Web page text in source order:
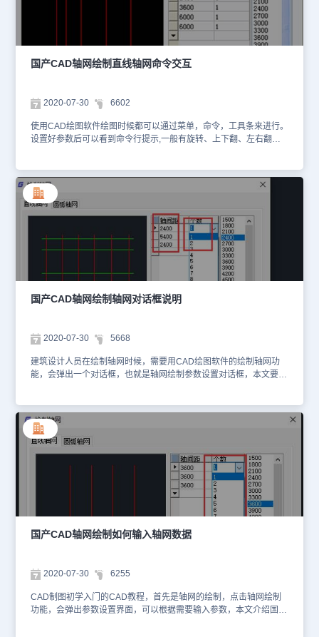
国产CAD轴网绘制直线轴网命令交互
2020-07-30 6602
使用CAD绘图软件绘图时候都可以通过菜单，命令，工具条来进行。
设置好参数后可以看到命令行提示,一般有旋转、上下翻、左右翻等
数据后，点击[确定]按钮，命令行提示：2、点取位置或 [转90度(A)/
左右翻(S)/上下翻(D)/对齐(F)/改转角(R)/改基点(T)]<退出>:3、此时可
拖动基点插入轴网，直接点取轴网目标位置或按选项提示回应。4、
在对话框中仅仅输入单向尺寸数据后，点击[确定]按钮，命令行提
示：二、单向轴线长度<16200>: 1、此时给出指示该轴线的长度的两
个点或者直接输入该轴线的长度，接着提示：2、点取位置或 [转90
度(A)/左右翻(S)/上下翻(D)/对齐(F)/改转角(R)/改基点(T)]<退出>:3、
此时可拖动基点插入轴网，直接点取轴网目标位置或按选项提示回
应。4、回车后返回对话框，获得如下图中所示的下开间尺寸参数
2400、3600、6000、6000。 * 如果上开间(左进深)与下开间(右进
深)的数据相同，不必输入上开间(左进深)，反之亦然。* 输入的尺寸
位置应一致。以上就是本CAD教程，读完国产CAD轴网绘制直线轴
网命令交互是不是有所收获呢。感谢你阅读本文，CAD绘图软件可以
从浩辰官网进行CAD下载。
国产CAD轴网绘制轴网对话框说明
2020-07-30 5668
建筑设计人员在绘制轴网时候，需要用CAD绘图软件的绘制轴网功
能，会弹出一个对话框，也就是轴网绘制参数设置对话框，本文要介
间尺寸。 [下开] 在轴网下方进行轴网标注的房间开间尺寸。[左进] 在
轴网左侧进行轴网标注的房间进深尺寸。[右进] 在轴网右侧进行轴网
标注的房间进深尺寸。 [个数] [尺寸]栏中数据的重复次数，点击右方
数值栏或下拉列表获得，也可以键入。[轴间距] 开间或进深的尺寸数
据，点击右方数值栏或下拉列表获得，也可以键入。[键入] 键入一组
尺寸数据，用空格或英文逗点隔开，回车数据输入到电子表格
中。 [夹角] 输入开间与进深轴线之间的夹角数据，默认为夹角90度的
正交轴网。 [清空] 把某一组开间或者某一组进深数据栏清空，保留其
他组的数据。[恢复上次] 把上次绘制直线轴网的参数恢复到对话框
中。[确定][取消]单击后开始绘制直线轴网并保存数据，取消绘制轴网
并放弃输入数据。右击电子表格中行首按钮，可以执行插入、删除、
轴网绘制轴网对话框说明，阅读完本文是不是觉得豁然开朗呢。感谢
你阅读本文，CAD绘图软件可以从浩辰官网进行CAD下载。
国产CAD轴网绘制如何输入轴网数据
2020-07-30 6255
CAD制图初学入门的CAD教程，首先是轴网的绘制，点击轴网绘制
功能，会弹出参数设置界面，可以根据需要输入参数，本文介绍国产